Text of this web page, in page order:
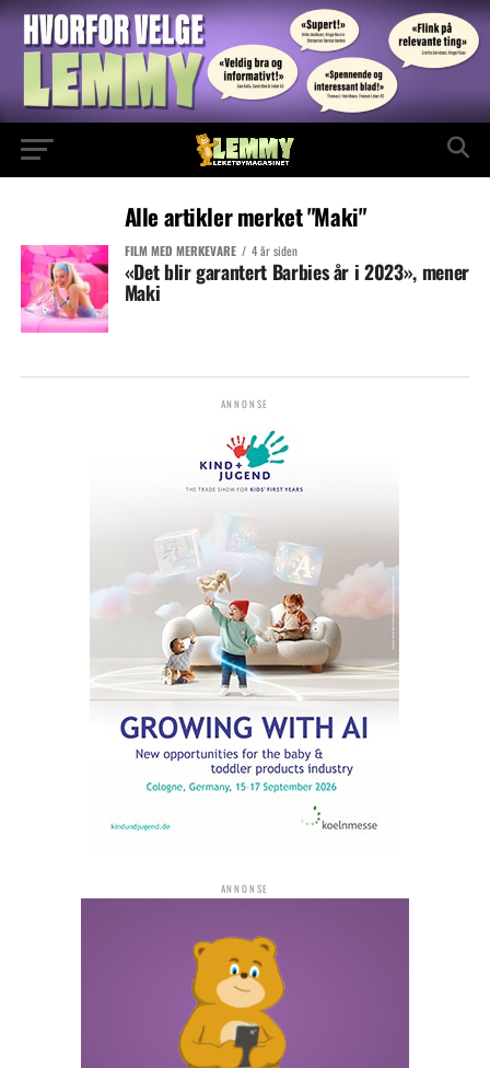
Alle artikler merket "Maki"
FILM MED MERKEVARE 4 år siden
«Det blir garantert Barbies år i 2023», mener
Maki
ANNONSE
ANNONSE